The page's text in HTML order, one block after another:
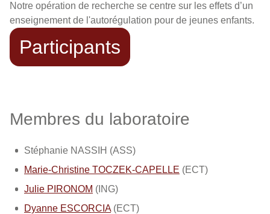
Notre opération de recherche se centre sur les effets d’un
enseignement de l'autorégulation pour de jeunes enfants.
Participants
Membres du laboratoire
Stéphanie NASSIH (ASS)
Marie-Christine TOCZEK-CAPELLE (ECT)
Julie PIRONOM (ING)
Dyanne ESCORCIA(ECT)